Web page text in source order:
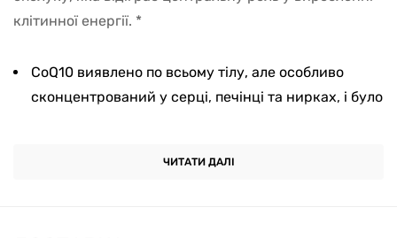
клітинної енергії. *
CoQ10 виявлено по всьому тілу, але особливо
сконцентрований у серці, печінці та нирках, і було
ЧИТАТИ ДАЛІ